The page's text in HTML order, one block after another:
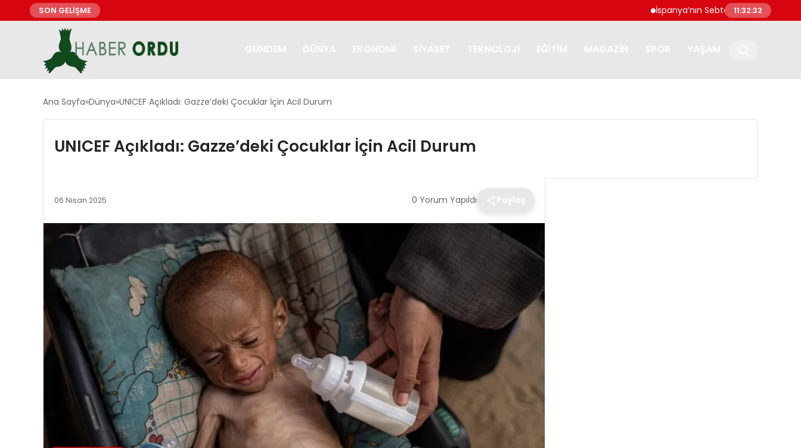
SON GELİŞME İspanya’nın Sebte kentine göçmen
11:32:33
Ana Sayfa Dünya UNICEF Açıkladı: Gazze’deki Çocuklar İçin Acil Durum
UNICEF Açıkladı: Gazze’deki Çocuklar İçin Acil Durum
06 Nisan 2025 0 Yorum Yapıldı